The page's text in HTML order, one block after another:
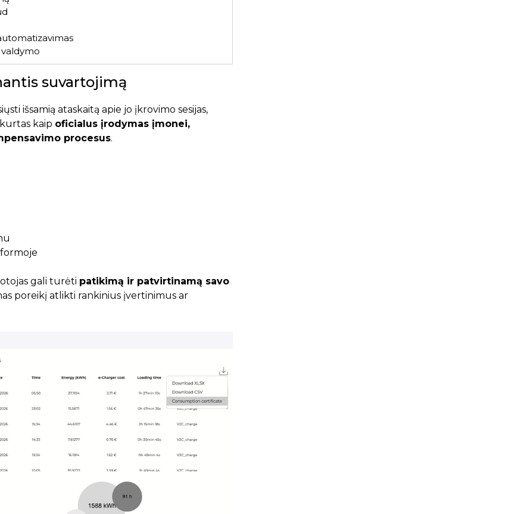
suvartojimą
išsamią ataskaitą apie jo įkrovimo sesijas,
kaip oficialus įrodymas įmonei,
procesus.
gali turėti patikimą ir patvirtinamą savo
poreikį atlikti rankinius įvertinimus ar